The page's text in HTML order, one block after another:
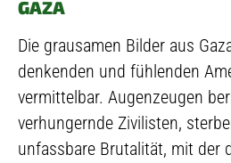
GAZA
Die grausamen Bilder aus
denkenden und fühlenden
vermittelbar. Augenzeugen
verhungernde Zivilisten,
unfassbare Brutalität, mit der